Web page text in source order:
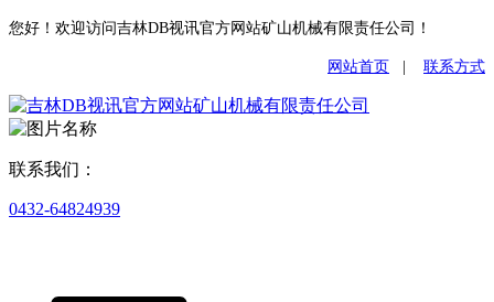
您好！欢迎访问吉林DB视讯官方网站矿山机械有限责任公司！
网站首页 联系方式
联系我们：
0432-64824939